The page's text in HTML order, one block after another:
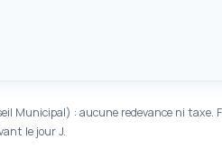
Municipal) : aucune redevance ni taxe.
le jour J.